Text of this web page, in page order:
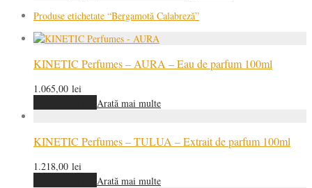
Produse etichetate “Bergamotă Calabreză”
KINETIC Perfumes – AURA – Eau de parfum 100ml
1.065,00 lei
Arată mai multe
KINETIC Perfumes – TULUA – Extrait de parfum 100ml
1.218,00 lei
Arată mai multe